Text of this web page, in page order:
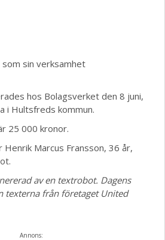
som sin verksamhet
hos Bolagsverket den 8 juni,
i Hultsfreds kommun.
25 000 kronor.
Henrik Marcus Fransson, 36 år,
av en textrobot. Dagens
texterna från företaget United
Annons: